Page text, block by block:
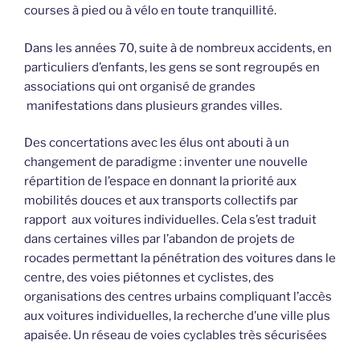
courses à pied ou à vélo en toute tranquillité.
Dans les années 70, suite à de nombreux accidents, en
particuliers d’enfants, les gens se sont regroupés en
associations qui ont organisé de grandes
manifestations dans plusieurs grandes villes.
Des concertations avec les élus ont abouti à un
changement de paradigme : inventer une nouvelle
répartition de l’espace en donnant la priorité aux
mobilités douces et aux transports collectifs par
rapport aux voitures individuelles. Cela s’est traduit
dans certaines villes par l’abandon de projets de
rocades permettant la pénétration des voitures dans le
centre, des voies piétonnes et cyclistes, des
organisations des centres urbains compliquant l’accès
aux voitures individuelles, la recherche d’une ville plus
apaisée. Un réseau de voies cyclables très sécurisées